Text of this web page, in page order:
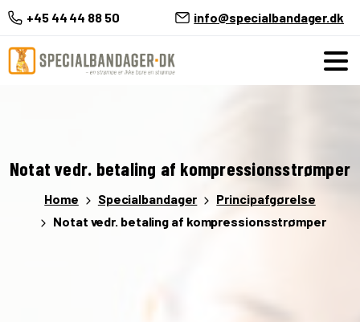
+45 44 44 88 50 info@specialbandager.dk
Notat vedr. betaling af kompressionsstrømper
Home Specialbandager
Principafgørelse
Notat vedr. betaling af kompressionsstrømper